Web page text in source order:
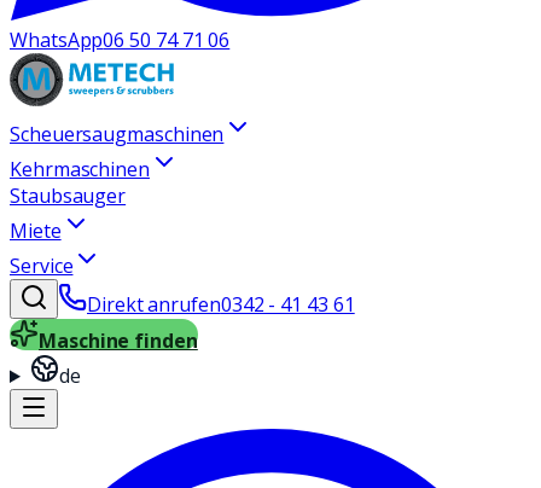
WhatsApp06 50 74 71 06
Scheuersaugmaschinen
Kehrmaschinen
Staubsauger
Miete
Service
Direkt anrufen0342 - 41 43 61
Maschine finden
de